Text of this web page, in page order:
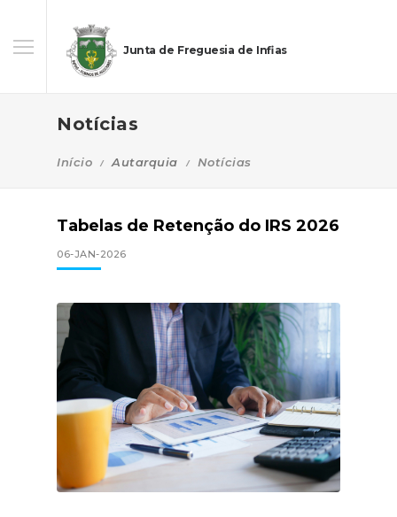
Junta de Freguesia de Infias
Notícias
Início Autarquia Notícias
Tabelas de Retenção do IRS 2026
06-JAN-2026